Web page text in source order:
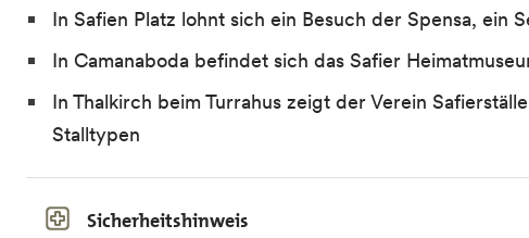
In Safien Platz lohnt sich ein Besuch der Spensa, ein
In Camanaboda befindet sich das Safier
In Thalkirch beim Turrahus zeigt der Verein
Stalltypen
Sicherheitshinweis